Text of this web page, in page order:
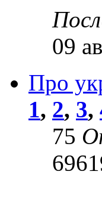
09
Про
1, 2, 3,
75